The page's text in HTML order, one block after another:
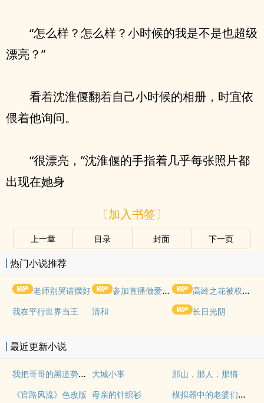
“怎么样？怎么样？小时候的我是不是也超级
漂亮？”
看着沈淮偃翻着自己小时候的相册，时宜依
偎着他询问。
“很漂亮，”沈淮偃的手指着几乎每张照片都
出现在她身
〔加入书签〕
上一章 目录 封面 下一页
热门小说推荐
老师别哭请摆好 参加直播做爱综艺后我火了(NPH)
高岭之花被权贵轮了后
我在平行世界当王
清和 长日光阴
最近更新小说
我把哥哥的黑道势力睡了（np 含骨科 全免） 大城小事
那山，那人，那情
《官路风流》色改版 母亲的针织衫 模拟器中的老婆们竟然成真